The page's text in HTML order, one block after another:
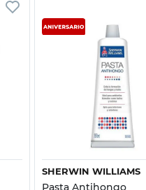
Vista rápida
SHERWIN WILLIAMS
Pasta Antihongo